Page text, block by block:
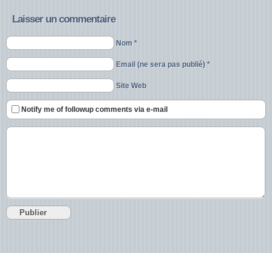
Laisser un commentaire
Nom *
Email (ne sera pas publié) *
Site Web
Notify me of followup comments via e-mail